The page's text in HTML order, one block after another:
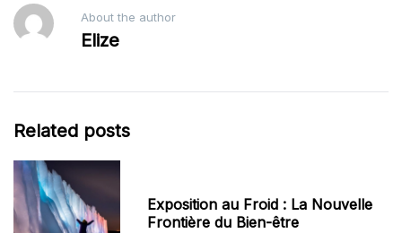
About the author
Elize
Related posts
Exposition au Froid : La Nouvelle
Frontière du Bien-être